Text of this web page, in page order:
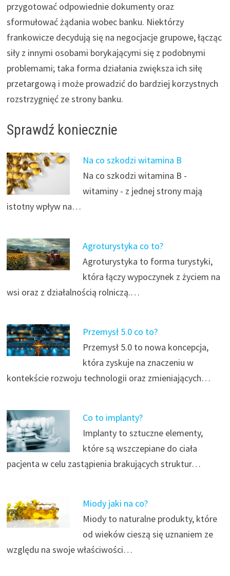
przygotować odpowiednie dokumenty oraz
sformułować żądania wobec banku. Niektórzy
frankowicze decydują się na negocjacje grupowe, łącząc
siły z innymi osobami borykającymi się z podobnymi
problemami; taka forma działania zwiększa ich siłę
przetargową i może prowadzić do bardziej korzystnych
rozstrzygnięć ze strony banku.
Sprawdź koniecznie
Na co szkodzi witamina B
Na co szkodzi witamina B -
witaminy - z jednej strony mają
istotny wpływ na…
Agroturystyka co to?
Agroturystyka to forma turystyki,
która łączy wypoczynek z życiem na
wsi oraz z działalnością rolniczą.…
Przemysł 5.0 co to?
Przemysł 5.0 to nowa koncepcja,
która zyskuje na znaczeniu w
kontekście rozwoju technologii oraz zmieniających…
Co to implanty?
Implanty to sztuczne elementy,
które są wszczepiane do ciała
pacjenta w celu zastąpienia brakujących struktur…
Miody jaki na co?
Miody to naturalne produkty, które
od wieków cieszą się uznaniem ze
względu na swoje właściwości…